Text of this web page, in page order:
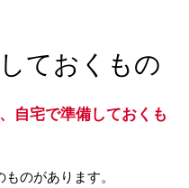
ておくもの
自宅で準備しておくも
のがあります。